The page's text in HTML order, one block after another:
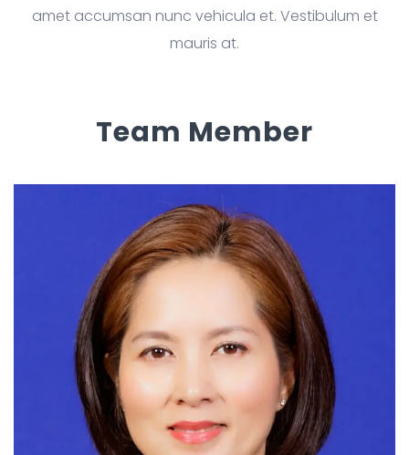
amet accumsan nunc vehicula et. Vestibulum et
mauris at.
Team Member